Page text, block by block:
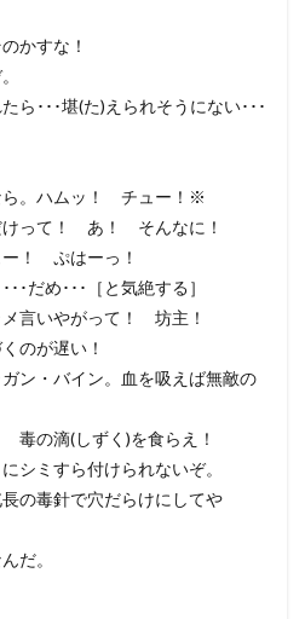
かすな！
ら･･･堪(た)えられそうにない･･･
。ハムッ！ チュー！※
て！ あ！ そんなに！
！ ぷはーっ！
･だめ･･･［と気絶する］
いやがって！ 坊主！
が遅い！
ン・バイン。血を吸えば無敵の
の滴(しずく)を食らえ！
ミすら付けられないぞ。
針で穴だらけにしてや
だ。